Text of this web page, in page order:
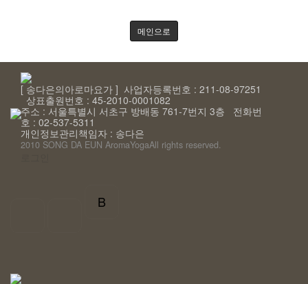
메인으로
[ 송다은의아로마요가 ] 사업자등록번호 : 211-08-97251
상표출원번호 : 45-2010-0001082
주소 : 서울특별시 서초구 방배동 761-7번지 3층 전화번
호 : 02-537-5311
개인정보관리책임자 : 송다은
2010 SONG DA EUN AromaYogaAll rights reserved.
B